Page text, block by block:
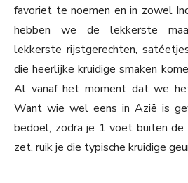
favoriet te noemen en in zowel
hebben we de lekkerste
lekkerste rijstgerechten,
die heerlijke kruidige smaken
Al vanaf het moment dat we
Want wie wel eens in Azië is
bedoel, zodra je 1 voet buiten
zet, ruik je die typische kruidige